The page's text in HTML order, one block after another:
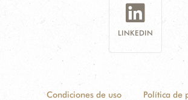
LINKEDIN
Condiciones de uso Política de